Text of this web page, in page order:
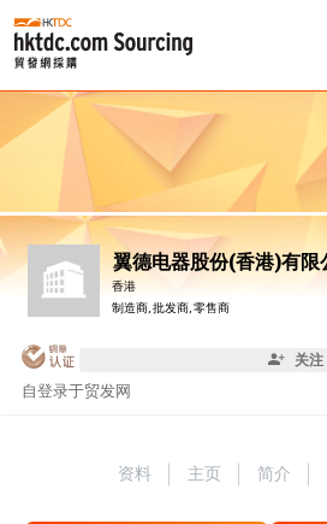
翼德电器股份(香港)有限
香港
制造商, 批发商, 零售商
关注
自登录于贸发网
资料 主页 简介